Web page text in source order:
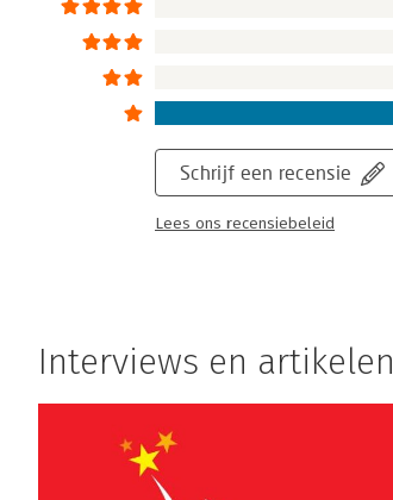
Schrijf een recensie
Lees ons recensiebeleid
Interviews en artikelen